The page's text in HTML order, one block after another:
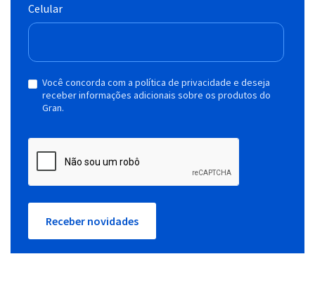
Celular
Você concorda com a política de privacidade e deseja
receber informações adicionais sobre os produtos do
Gran.
Receber novidades